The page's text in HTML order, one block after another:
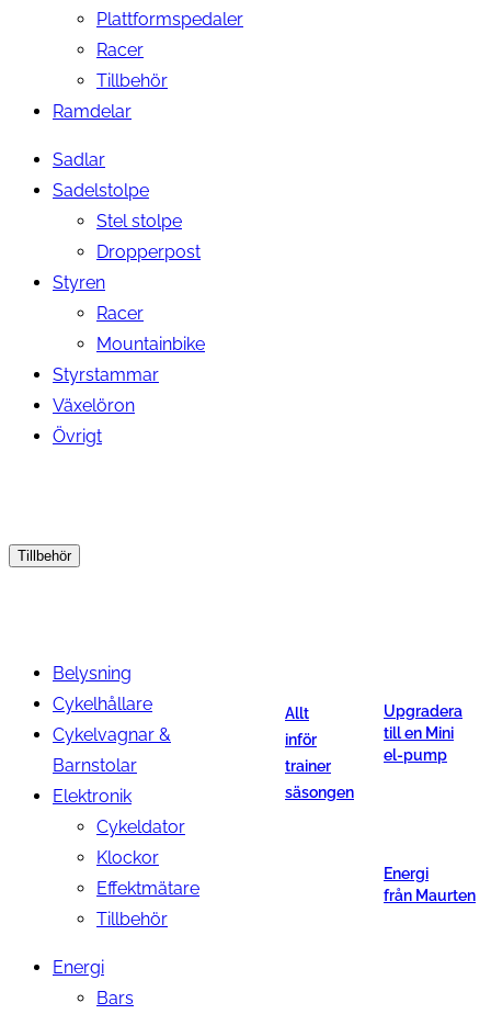
Plattformspedaler
Racer
Tillbehör
Ramdelar
Sadlar
Sadelstolpe
Stel stolpe
Dropperpost
Styren
Racer
Mountainbike
Styrstammar
Växelöron
Övrigt
Tillbehör
Belysning
Cykelhållare
Cykelvagnar &
Barnstolar
Elektronik
Cykeldator
Klockor
Effektmätare
Tillbehör
Energi
Bars
Allt
inför
trainer
säsongen
Upgradera
till en Mini
el-pump
Energi
från Maurten